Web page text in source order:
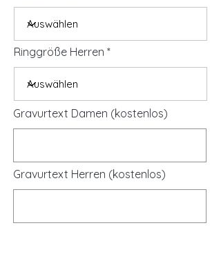
Ringgröße Herren
Gravurtext Damen (kostenlos)
Gravurtext Herren (kostenlos)